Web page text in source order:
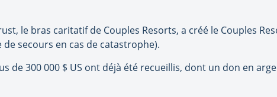
le bras caritatif de Couples Resorts, a créé le Couples
secours en cas de catastrophe).
de 300 000 $ US ont déjà été recueillis, dont un don en